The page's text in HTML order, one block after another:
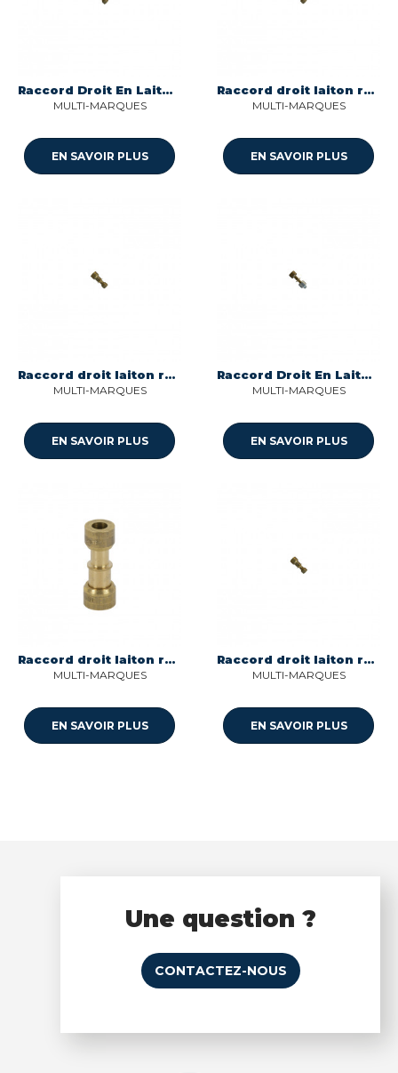
Raccord Droit En Laiton Reduit
MULTI-MARQUES
EN SAVOIR PLUS
Raccord droit laiton reduit 7/5 nr ms 00 Multi-marques
MULTI-MARQUES
EN SAVOIR PLUS
Raccord droit laiton reduit 6/5 nr ms 00 Multi-marques
MULTI-MARQUES
EN SAVOIR PLUS
Raccord Droit En Laiton Reduit Sélection
MULTI-MARQUES
EN SAVOIR PLUS
Raccord droit laiton reduit 8/6 nr ms 00 Multi-marques
MULTI-MARQUES
EN SAVOIR PLUS
Raccord droit laiton reduit 6/4 nr ms 00 Multi-marques
MULTI-MARQUES
EN SAVOIR PLUS
Une question ?
CONTACTEZ-NOUS